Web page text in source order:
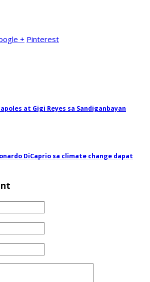
+ Pinterest
at Gigi Reyes sa Sandiganbayan
DiCaprio sa climate change dapat